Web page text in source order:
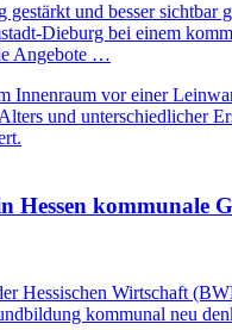
und besser
Dieburg bei einem
Angebote …
Hessen kommunale
Hessischen Wirtschaft
kommunal neu